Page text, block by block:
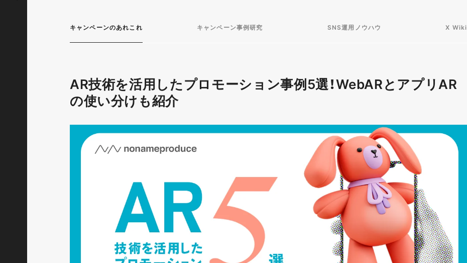
キャンペーンのあれこれ キャンペーン事例研究 SNS運用ノウハウ X Wiki
AR技術を活用したプロモーション事例5選！WebARとアプリAR
の使い分けも紹介